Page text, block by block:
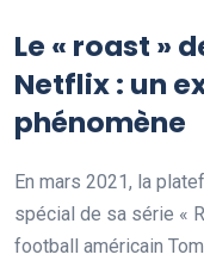
Le « roast »
Netflix : un
phénomène
En mars 2021, la
spécial de sa série «
football américain